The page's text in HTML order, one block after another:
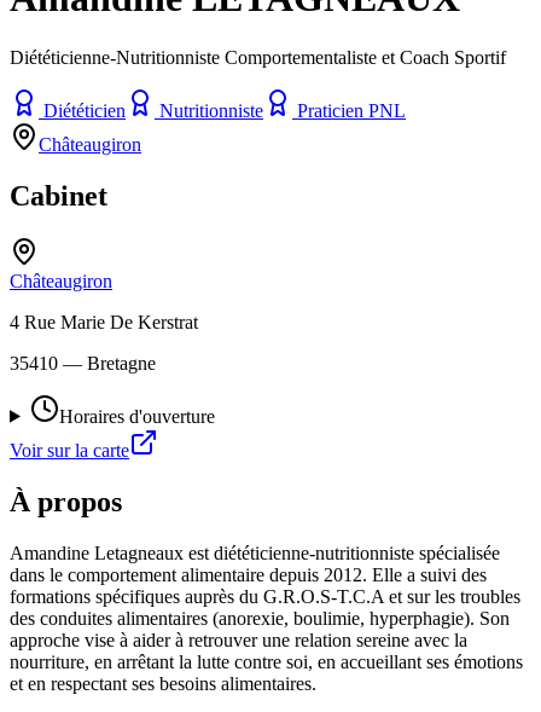
Diététicienne-Nutritionniste Comportementaliste et Coach Sportif
Diététicien Nutritionniste
Praticien PNL
Châteaugiron
Cabinet
Châteaugiron
4 Rue Marie De Kerstrat
35410 — Bretagne
Horaires d'ouverture
Voir sur la carte
À propos
Amandine Letagneaux est diététicienne-nutritionniste spécialisée
dans le comportement alimentaire depuis 2012. Elle a suivi des
formations spécifiques auprès du G.R.O.S-T.C.A et sur les troubles
des conduites alimentaires (anorexie, boulimie, hyperphagie). Son
approche vise à aider à retrouver une relation sereine avec la
nourriture, en arrêtant la lutte contre soi, en accueillant ses émotions
et en respectant ses besoins alimentaires.